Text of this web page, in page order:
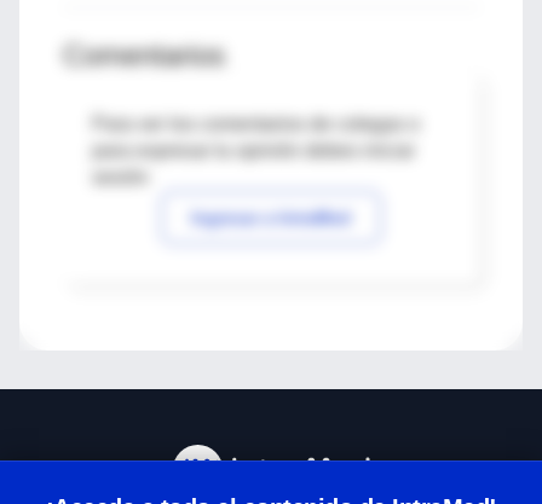
Comentarios
Para ver los comentarios de colegas o
Ingresar a IntraMed